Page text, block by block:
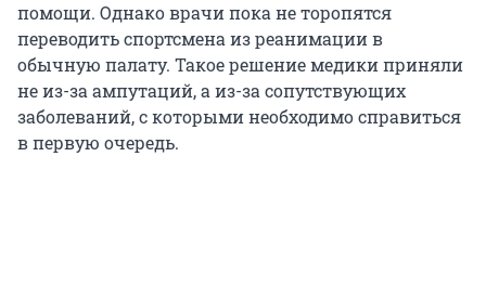
помощи. Однако врачи пока не торопятся
переводить спортсмена из реанимации в
обычную палату. Такое решение медики приняли
не из-за ампутаций, а из-за сопутствующих
заболеваний, с которыми необходимо справиться
в первую очередь.